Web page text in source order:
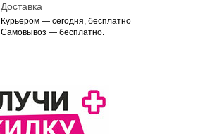
Доставка
Курьером — сегодня, бесплатно
Самовывоз — бесплатно.